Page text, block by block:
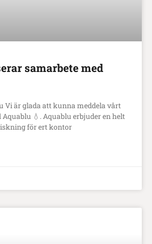
samarbete med
Vi är glada att kunna meddela vårt
Aquablu 💧. Aquablu erbjuder en helt
för ert kontor